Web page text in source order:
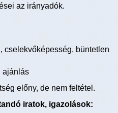
az irányadók.
cselekvőképesség, büntetlen
ajánlás
előny, de nem feltétel.
iratok, igazolások: